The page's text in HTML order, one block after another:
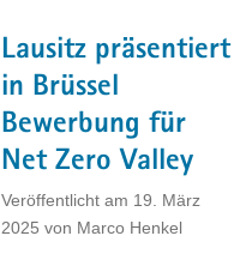
Lausitz präsentiert
in Brüssel
Bewerbung für
Net Zero Valley
Veröffentlicht am 19. März
2025 von Marco Henkel